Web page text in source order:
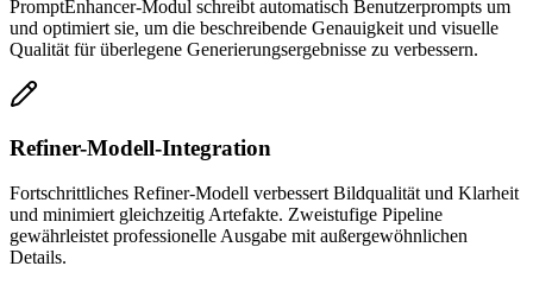
PromptEnhancer-Modul schreibt automatisch Benutzerprompts um
und optimiert sie, um die beschreibende Genauigkeit und visuelle
Qualität für überlegene Generierungsergebnisse zu verbessern.
Refiner-Modell-Integration
Fortschrittliches Refiner-Modell verbessert Bildqualität und Klarheit
und minimiert gleichzeitig Artefakte. Zweistufige Pipeline
gewährleistet professionelle Ausgabe mit außergewöhnlichen
Details.